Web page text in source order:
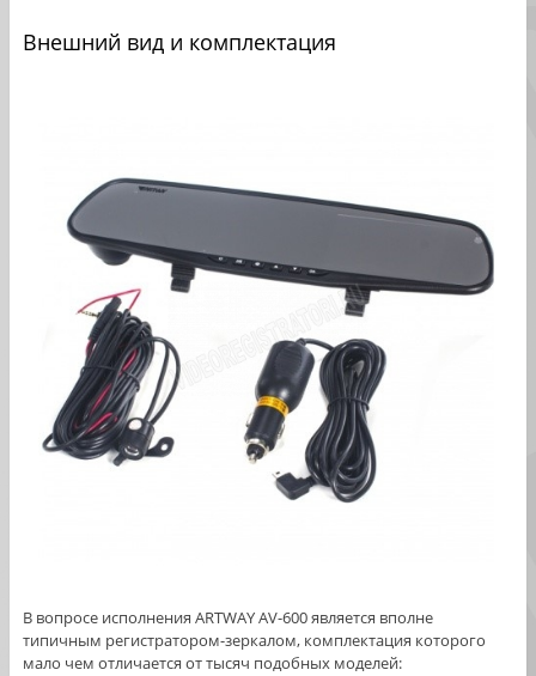
Внешний вид и комплектация
В вопросе исполнения ARTWAY AV-600 является вполне
типичным регистратором-зеркалом, комплектация которого
мало чем отличается от тысяч подобных моделей: